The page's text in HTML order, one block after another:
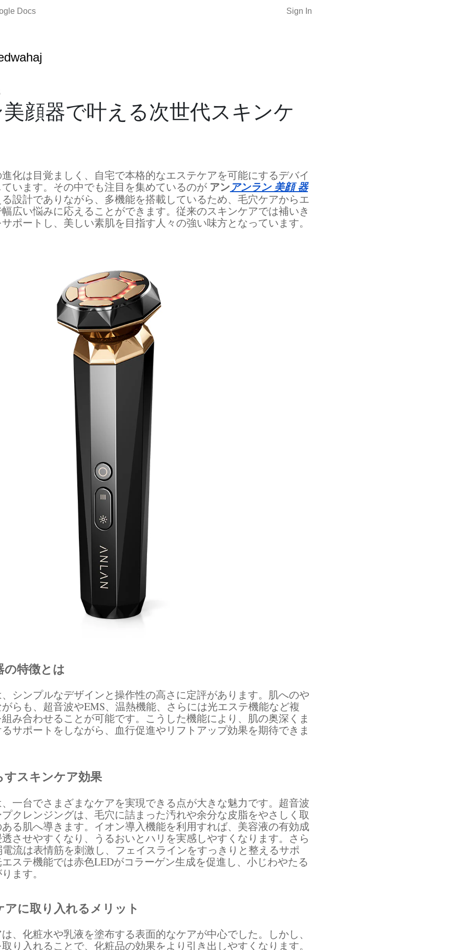
Docs Sign In
顔器で叶える次世代スキンケ
化は目覚ましく、自宅で本格的なエステケアを可能にするデバイ
います。その中でも注目を集めているのが アン アンラン 美顔 器
設計でありながら、多機能を搭載しているため、毛穴ケアからエ
広い悩みに応えることができます。従来のスキンケアでは補いき
ポートし、美しい素肌を目指す人々の強い味方となっています。
の特徴とは
シンプルなデザインと操作性の高さに定評があります。肌へのや
らも、超音波やEMS、温熱機能、さらには光エステ機能など複
み合わせることが可能です。こうした機能により、肌の奥深くま
サポートをしながら、血行促進やリフトアップ効果を期待できま
すスキンケア効果
一台でさまざまなケアを実現できる点が大きな魅力です。超音波
クレンジングは、毛穴に詰まった汚れや余分な皮脂をやさしく取
る肌へ導きます。イオン導入機能を利用すれば、美容液の有効成
させやすくなり、うるおいとハリを実感しやすくなります。さら
流は表情筋を刺激し、フェイスラインをすっきりと整えるサポ
ステ機能では赤色LEDがコラーゲン生成を促進し、小じわやたる
ます。
に取り入れるメリット
、化粧水や乳液を塗布する表面的なケアが中心でした。しかし、
り入れることで、化粧品の効果をより引き出しやすくなります。